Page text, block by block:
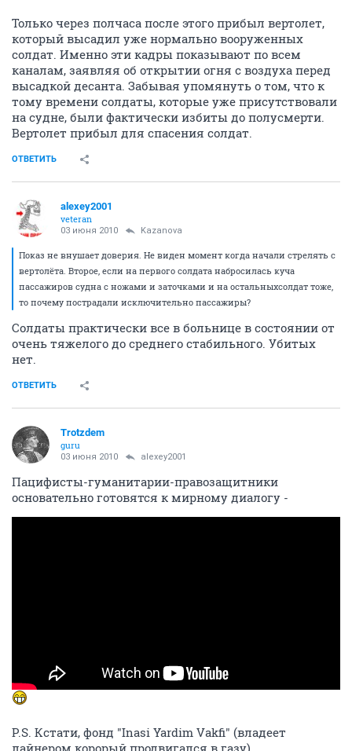
Только через полчаса после этого прибыл вертолет,
который высадил уже нормально вооруженных
солдат. Именно эти кадры показывают по всем
каналам, заявляя об открытии огня с воздуха перед
высадкой десанта. Забывая упомянуть о том, что к
тому времени солдаты, которые уже присутствовали
на судне, были фактически избиты до полусмерти.
Вертолет прибыл для спасения солдат.
ОТВЕТИТЬ
alexey2001
veteran
03 июня 2010 Kazanova
Показ не внушает доверия. Не виден момент когда начали стрелять с
вертолёта. Второе, если на первого солдата набросилась куча
пассажиров судна с ножами и заточками и на остальныхсолдат тоже,
то почему пострадали исключительно пассажиры?
Солдаты практически все в больнице в состоянии от
очень тяжелого до среднего стабильного. Убитых
нет.
ОТВЕТИТЬ
Trotzdem
guru
03 июня 2010 alexey2001
Пацифисты-гуманитарии-правозащитники
основательно готовятся к мирному диалогу -
P.S. Кстати, фонд "Inasi Yardim Vakfi" (владеет